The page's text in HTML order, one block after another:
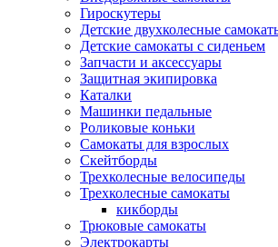
Гироскутеры
Детские двухколесные
Детские самокаты с сиденьем
Запчасти и аксессуары
Защитная экипировка
Каталки
Машинки педальные
Роликовые коньки
Самокаты для взрослых
Скейтборды
Трехколесные велосипеды
Трехколесные самокаты
кикборды
Трюковые самокаты
Электрокарты